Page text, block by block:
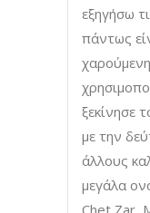
εξηγήσω
πάντως
ξεκίνησε
με την
άλλους
μεγάλα